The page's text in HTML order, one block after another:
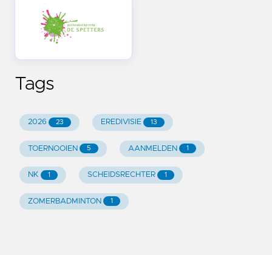
Tags
2026 23 EREDIVISIE 13
TOERNOOIEN 5 AANMELDEN 1
NK 1 SCHEIDSRECHTER 1
ZOMERBADMINTON 1